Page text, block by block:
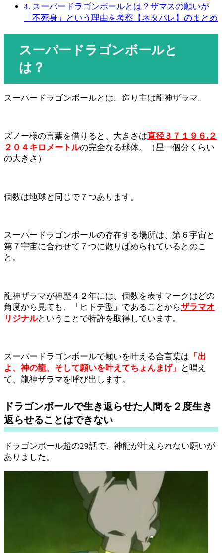
4. スーパードラゴンボールとは？ザマスの願いが
「不死身」という理由を考察【ネタバレ】のまとめ
スーパードラゴンボールと
は？
スーパードラゴンボールとは、造り主は龍神ザラマ。
ズノー様の言葉を借りると、大きさは直径３７１９６.２
２０４キロメートルの完全なる球体。（星一個分くらい
の大きさ）
個数は地球と同じで７つあります。
スーパードラゴンボールの存在する場所は、第６宇宙と
第７宇宙に合わせて７つに散りばめられているとのこ
と。
龍神ザラマが神歴４２年には、個数を表すマークはどの
角度から見ても、「ヒトデ型」であることからザラマオ
リジナルということで特許を取得しています。
スーパードラゴンボールで願いを叶える合言葉は 「出
よ、神の龍、そして願いを叶えてちょんまげ」
と唱え
て、龍神ザラマを呼び出します。
ドラゴンボールで生き返らせた人間を２度生き
返らせることはできない
ドラゴンボール超の29話で、神龍が叶えられない願いが
ありました。